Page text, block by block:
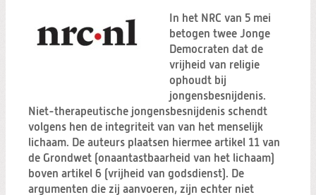
Zoeken:
Zoeken
In het NRC van 5 mei
betogen twee Jonge
Democraten dat de
vrijheid van religie
ophoudt bij
jongensbesnijdenis.
Niet-therapeutische jongensbesnijdenis schendt
volgens hen de integriteit van van het menselijk
lichaam. De auteurs plaatsen hiermee artikel 11 van
de Grondwet (onaantastbaarheid van het lichaam)
boven artikel 6 (vrijheid van godsdienst). De
argumenten die zij aanvoeren, zijn echter niet